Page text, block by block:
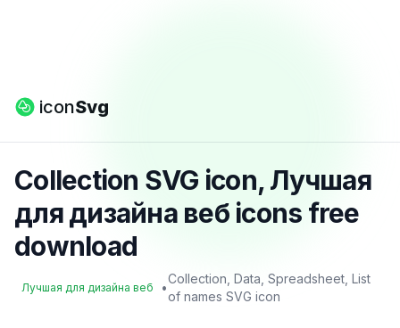
iconSvg
Collection SVG icon, Лучшая
для дизайна веб icons free
download
Лучшая для дизайна веб •
Collection, Data, Spreadsheet, List
of names SVG icon